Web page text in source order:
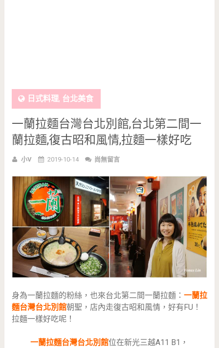
日式料理, 台北美食
一蘭拉麵台灣台北別館,台北第二間一
蘭拉麵,復古昭和風情,拉麵一樣好吃
小V 2019-10-14 尚無留言
身為一蘭拉麵的粉絲，也來台北第二間一蘭拉麵： 一蘭拉
麵台灣台北別館朝聖，店內走復古昭和風情，好有FU！
拉麵一樣好吃呢！
一蘭拉麵台灣台北別館位在新光三越A11 B1，